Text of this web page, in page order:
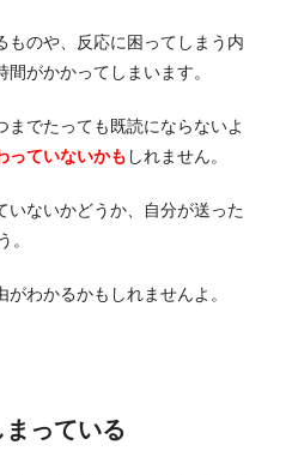
ものや、反応に困ってしまう内
がかかってしまいます。
でたっても既読にならないよ
っていないかも しれません。
いないかどうか、自分が送った
。
わかるかもしれませんよ。
まっている